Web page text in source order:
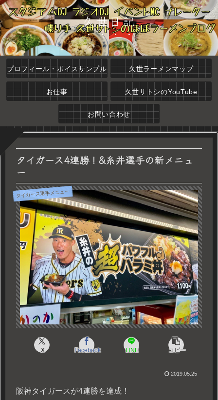
久世日記
プロフィール・ボイスサンプル 久世ラーメンマップ
お仕事 久世サトシのYouTube
お問い合わせ
タイガース4連勝！&糸井選手の新メニュ
ー
タイガース選手メニュー
X Facebook LINE コピー
2019.05.25
阪神タイガースが4連勝を達成！